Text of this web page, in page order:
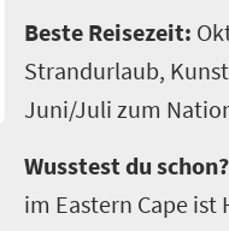
Beste Reisezeit:
Strandurlaub,
Juni/Juli zum
Wusstest du schon?
im Eastern Cape